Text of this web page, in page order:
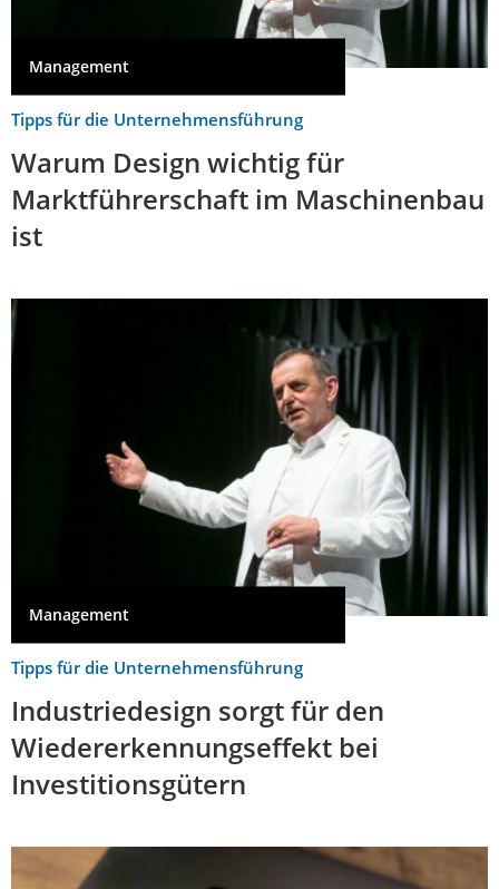
Management
Tipps für die Unternehmensführung
Warum Design wichtig für
Marktführerschaft im Maschinenbau
ist
Management
Tipps für die Unternehmensführung
Industriedesign sorgt für den
Wiedererkennungseffekt bei
Investitionsgütern